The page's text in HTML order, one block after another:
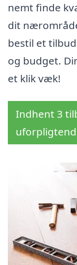
nemt finde
dit
bestil et
og budget.
et klik væk!
Indhent 3